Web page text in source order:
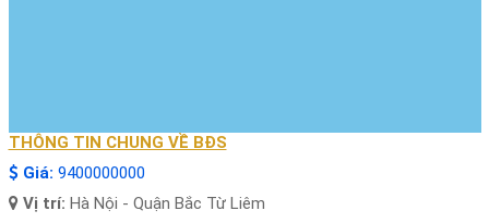
THÔNG TIN CHUNG VỀ BĐS
Giá: 9400000000
Vị trí: Hà Nội - Quận Bắc Từ Liêm